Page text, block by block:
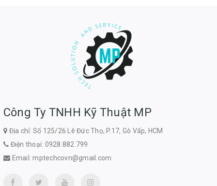
Công Ty TNHH Kỹ Thuật MP
Địa chỉ: Số 125/26 Lê Đức Thọ, P.17, Gò Vấp, HCM
Điện thoại: 0928.882.799
Email:mptechcovn@gmail.com